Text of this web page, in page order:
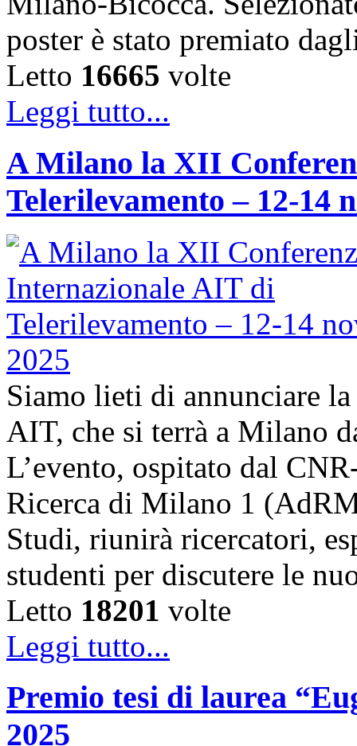
poster è stato premiato
Letto 16665 volte
Leggi tutto...
A Milano la XII
Telerilevamento – 12-14
Siamo lieti di annunciare
AIT, che si terrà a Milano
L’evento, ospitato dal
Ricerca di Milano 1
Studi, riunirà ricercatori,
studenti per discutere le
Letto 18201 volte
Leggi tutto...
Premio tesi di laurea
2025